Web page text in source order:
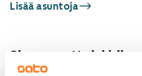
Lisää asuntoja
Sinua saattaisi